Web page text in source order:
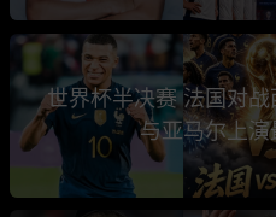
世界杯半决赛 法国对
与亚马尔上